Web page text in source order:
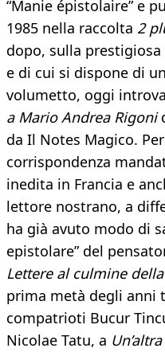
“Manie épistolaire” e
1985 nella raccolta 2
dopo, sulla prestigiosa
e di cui si dispone di
volumetto, oggi
a Mario Andrea Rigoni
da Il Notes Magico.
corrispondenza
inedita in Francia e
lettore nostrano, a
ha già avuto modo di
epistolare” del
Lettere al culmine
prima metà degli anni
compatrioti Bucur
Nicolae Tatu, a